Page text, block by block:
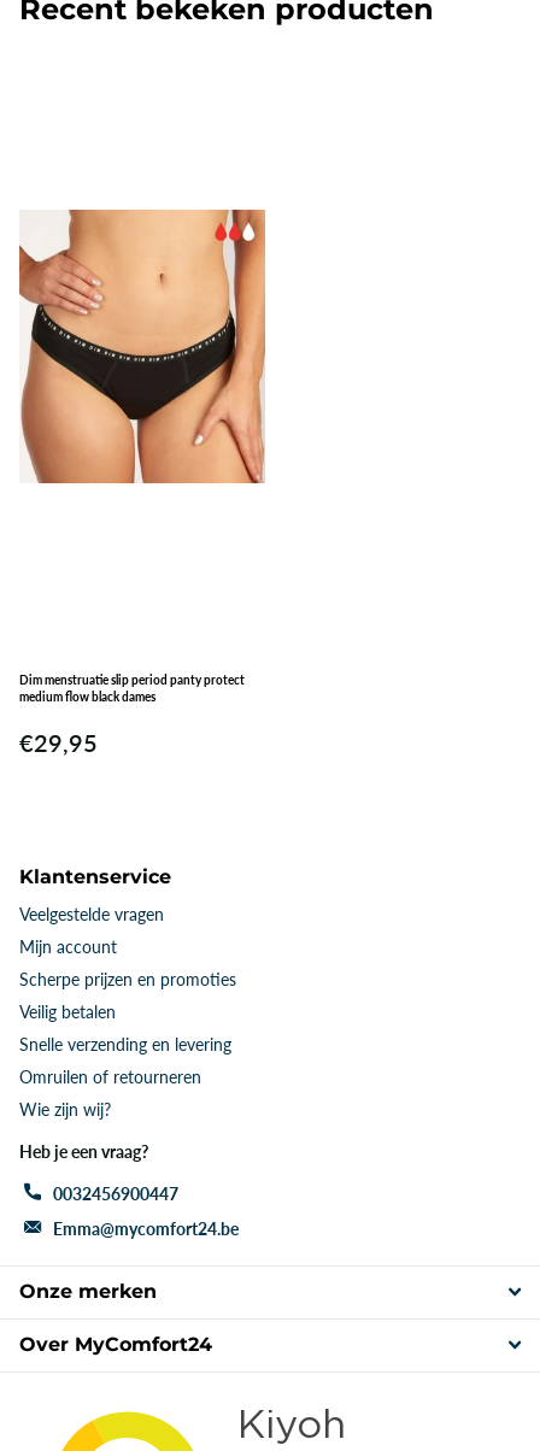
Recent bekeken producten
Dim menstruatie slip period panty protect
medium flow black dames
€29,95
Klantenservice
Veelgestelde vragen
Mijn account
Scherpe prijzen en promoties
Veilig betalen
Snelle verzending en levering
Omruilen of retourneren
Wie zijn wij?
Heb je een vraag?
0032456900447
Emma@mycomfort24.be
Onze merken
Over MyComfort24